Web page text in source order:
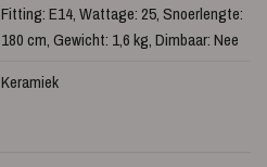
Fitting: E14, Wattage: 25, Snoerlengte:
180 cm, Gewicht: 1,6 kg, Dimbaar: Nee
Keramiek